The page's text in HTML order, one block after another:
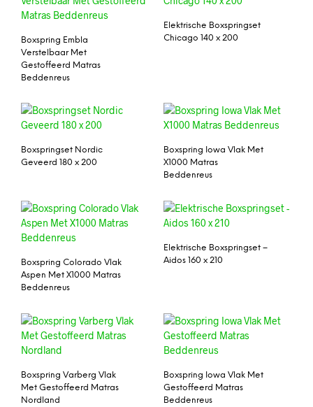
Boxspring Embla
Verstelbaar Met
Gestoffeerd Matras
Beddenreus
Elektrische Boxspringset
Chicago 140 x 200
Boxspringset Nordic
Geveerd 180 x 200
Boxspring Iowa Vlak Met
X1000 Matras
Beddenreus
Boxspring Colorado Vlak
Aspen Met X1000 Matras
Beddenreus
Elektrische Boxspringset –
Aidos 160 x 210
Boxspring Varberg Vlak
Met Gestoffeerd Matras
Nordland
Boxspring Iowa Vlak Met
Gestoffeerd Matras
Beddenreus